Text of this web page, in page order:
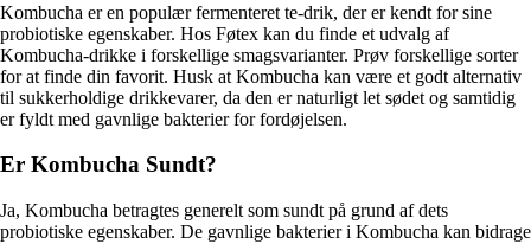
Kombucha er en populær fermenteret te-drik, der er kendt for sine
probiotiske egenskaber. Hos Føtex kan du finde et udvalg af
Kombucha-drikke i forskellige smagsvarianter. Prøv forskellige sorter
for at finde din favorit. Husk at Kombucha kan være et godt alternativ
til sukkerholdige drikkevarer, da den er naturligt let sødet og samtidig
er fyldt med gavnlige bakterier for fordøjelsen.
Er Kombucha Sundt?
Ja, Kombucha betragtes generelt som sundt på grund af dets
probiotiske egenskaber. De gavnlige bakterier i Kombucha kan bidrage